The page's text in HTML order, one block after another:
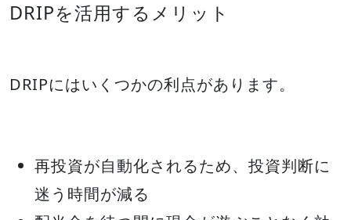
DRIPを活用するメリット
DRIPにはいくつかの利点があります。
再投資が自動化されるため、投資判断に
迷う時間が減る